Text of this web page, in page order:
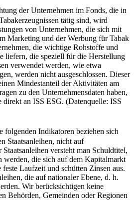
der Unternehmen im Fonds, die in
tätig sind, wird
von Unternehmen, die sich mit
Marketing und der Werbung für Tabak
die wichtige Rohstoffe und
liefern, die speziell für die Herstellung
verwendet werden, wie etwa
werden nicht ausgeschlossen. Dieser
Mindestanteil der Aktivitäten am
zu den Unternehmensdaten haben,
direkt an ISS ESG. (Datenquelle: ISS
folgenden Indikatoren beziehen sich
Staatsanleihen, nicht auf
versteht man Schuldtitel,
werden, die sich auf dem Kapitalmarkt
Laufzeit und schütten Zinsen aus.
die auf nationaler Ebene, d. h.
Wir berücksichtigen keine
Behörden, Gemeinden oder Regionen